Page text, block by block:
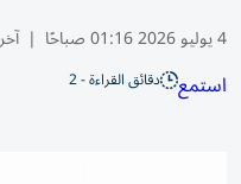
4 يوليو 2026 01:16 صباحًا |
استمع دقائق القراءة - 2